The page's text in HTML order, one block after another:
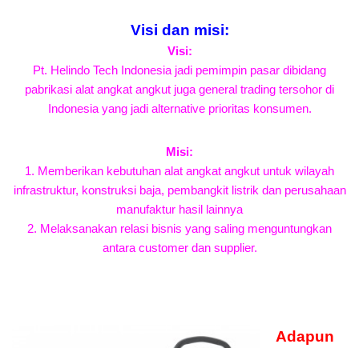
Visi dan misi:
Visi:
Pt. Helindo Tech Indonesia jadi pemimpin pasar dibidang
pabrikasi alat angkat angkut juga general trading tersohor di
Indonesia yang jadi alternative prioritas konsumen.
Misi:
1. Memberikan kebutuhan alat angkat angkut untuk wilayah
infrastruktur, konstruksi baja, pembangkit listrik dan perusahaan
manufaktur hasil lainnya
2. Melaksanakan relasi bisnis yang saling menguntungkan
antara customer dan supplier.
Adapun